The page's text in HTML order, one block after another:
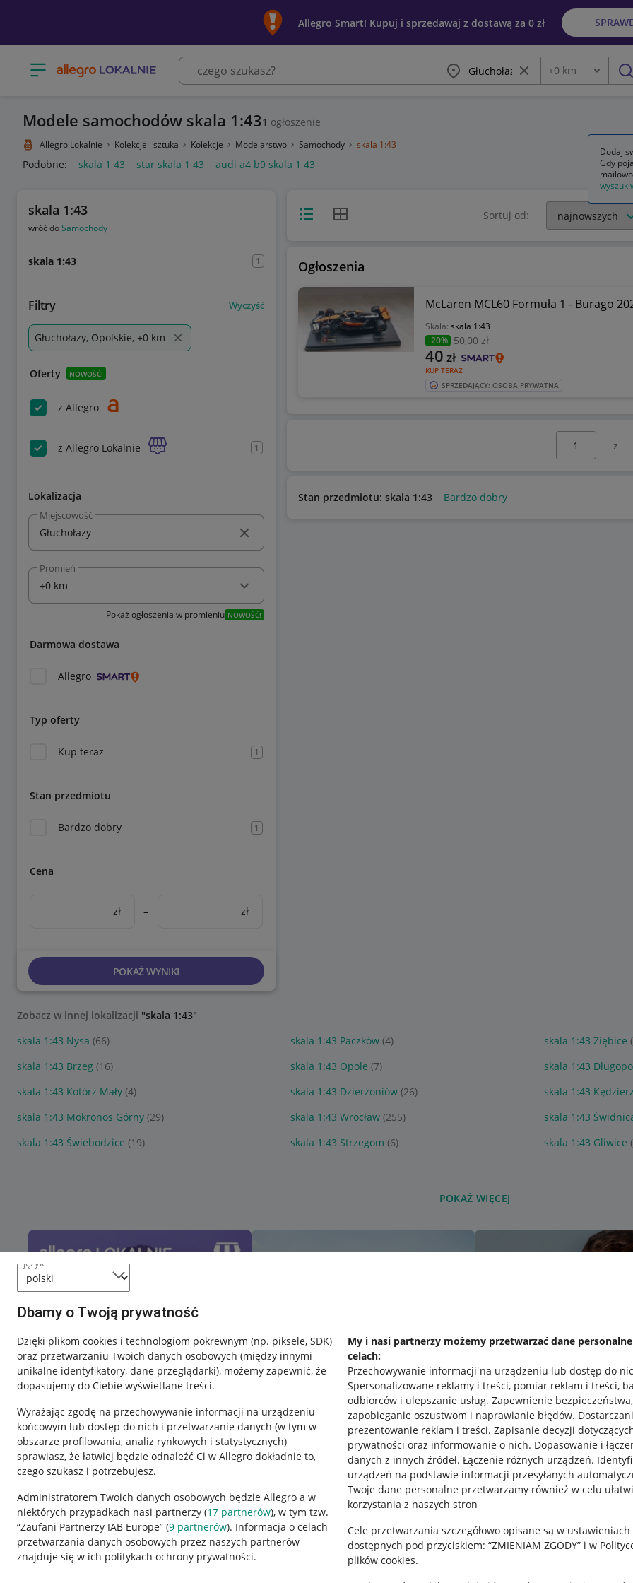
język
Dbamy o Twoją prywatność
Dzięki plikom cookies i technologiom pokrewnym (np. piksele, SDK)
oraz przetwarzaniu Twoich danych osobowych (między innymi
unikalne identyfikatory, dane przeglądarki), możemy zapewnić, że
dopasujemy do Ciebie wyświetlane treści.
Wyrażając zgodę na przechowywanie informacji na urządzeniu
końcowym lub dostęp do nich i przetwarzanie danych (w tym w
obszarze profilowania, analiz rynkowych i statystycznych)
sprawiasz, że łatwiej będzie odnaleźć Ci w Allegro dokładnie to,
czego szukasz i potrzebujesz.
Administratorem Twoich danych osobowych będzie Allegro a w
niektórych przypadkach nasi partnerzy (17 partnerów), w tym tzw.
“Zaufani Partnerzy IAB Europe” (9 partnerów). Informacja o celach
przetwarzania danych osobowych przez naszych partnerów
znajduje się w ich politykach ochrony prywatności.
My i nasi partnerzy możemy przetwarzać dane
celach:
Przechowywanie informacji na urządzeniu lub dostęp do
Spersonalizowane reklamy i treści, pomiar reklam i treści,
odbiorców i ulepszanie usług. Zapewnienie bezpieczeństwa,
zapobieganie oszustwom i naprawianie błędów.
prezentowanie reklam i treści. Zapisanie decyzji
prywatności oraz informowanie o nich. Dopasowanie i
danych z innych źródeł. Łączenie różnych urządzeń.
urządzeń na podstawie informacji przesyłanych
Twoje dane personalne przetwarzamy również w celu
korzystania z naszych stron
Cele przetwarzania szczegółowo opisane są w ustawieniach
dostępnych pod przyciskiem: “ZMIENIAM ZGODY” i w
plików cookies.
Allegro Smart! Kupuj i sprzedawaj z dostawą za 0 zł
Otwórz menu z kategoriami Miasto Wyczyść frazę
Odległość
+0 km
Modele samochodów skala 1:431 ogłoszenie
Allegro Lokalnie Kolekcje i sztuka Kolekcje Modelarstwo Samochody skala 1:43
Podobne: skala 1 43 star skala 1 43 audi a4 b9 skala 1 43
skala 1:43
wróć doSamochody
skala 1:43 1
Filtry Wyczyść
Głuchołazy, Opolskie, +0 km
Oferty NOWOŚĆ!
z Allegro
z Allegro Lokalnie 1
Lokalizacja
Miejscowość
Promień
Pokaż ogłoszenia w promieniu NOWOŚĆ!
Darmowa dostawa
Allegro
Typ oferty
Kup teraz 1
Stan przedmiotu
Bardzo dobry 1
Cena
zł – zł
POKAŻ WYNIKI
Widok listyWidok siatki Sortuj od:
Ogłoszenia
McLaren MCL60 Formuła 1 -
Skala: skala 1:43
-20% 50,00 zł
KUP TERAZ
40 zł
SPRZEDAJĄCY: OSOBA PRYWATNA
z
Stan przedmiotu: skala 1:43 Bardzo dobry
Zobacz w innej lokalizacji "skala 1:43"
skala 1:43 Nysa (66) skala 1:43 Paczków (4) skala 1:43 Ziębice
skala 1:43 Brzeg (16) skala 1:43 Opole (7) skala 1:43
skala 1:43 Kotórz Mały (4) skala 1:43 Dzierżoniów (26) skala 1:43
skala 1:43 Mokronos Górny (29) skala 1:43 Wrocław (255) skala 1:43
skala 1:43 Świebodzice (19) skala 1:43 Strzegom (6) skala 1:43 Gliwice
POKAŻ WIĘCEJ
Przydatne informacje
Jak to działa
Napisz do nas
Allegro Gadane dla sprzedających
Regulamin
Polityka plików "cookies"
Ustawienia plików "cookies"
Pobierz aplikację
Dodaj
Gdy